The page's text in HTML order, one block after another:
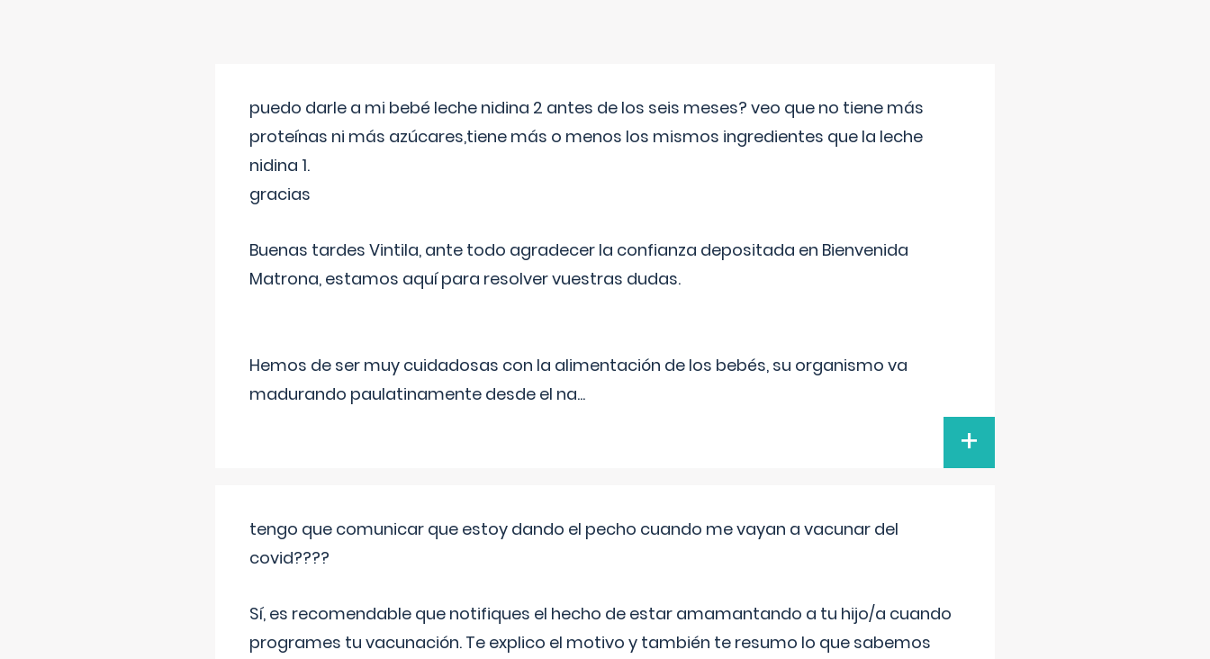
puedo darle a mi bebé leche nidina 2 antes de los seis meses? veo que no tiene más
proteínas ni más azúcares,tiene más o menos los mismos ingredientes que la leche
nidina 1.
gracias
Buenas tardes Vintila, ante todo agradecer la confianza depositada en Bienvenida
Matrona, estamos aquí para resolver vuestras dudas.
Hemos de ser muy cuidadosas con la alimentación de los bebés, su organismo va
madurando paulatinamente desde el na...
+
tengo que comunicar que estoy dando el pecho cuando me vayan a vacunar del
covid????
Sí, es recomendable que notifiques el hecho de estar amamantando a tu hijo/a cuando
programes tu vacunación. Te explico el motivo y también te resumo lo que sabemos